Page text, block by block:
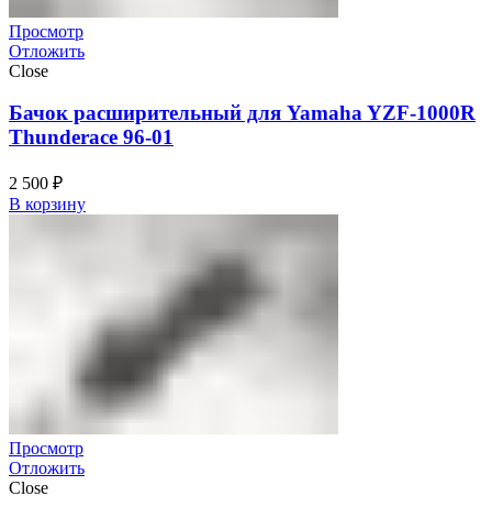
Просмотр
Отложить
Close
Бачок расширительный для Yamaha YZF-1000R
Thunderace 96-01
2 500 ₽
В корзину
Просмотр
Отложить
Close